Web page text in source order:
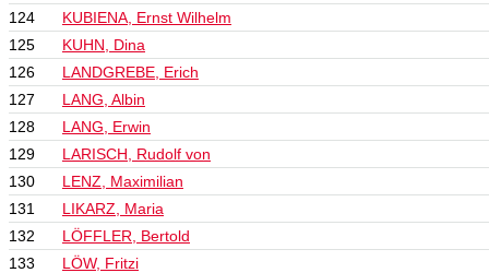
124
KUBIENA, Ernst Wilhelm
125
KUHN, Dina
126
LANDGREBE, Erich
127
LANG, Albin
128
LANG, Erwin
129
LARISCH, Rudolf von
130
LENZ, Maximilian
131
LIKARZ, Maria
132
LÖFFLER, Bertold
133
LÖW, Fritzi